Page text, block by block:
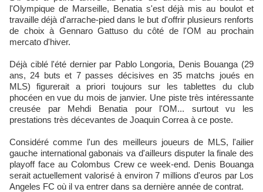
l'Olympique de Marseille, Benatia s'est déjà mis au boulot et
travaille déjà d'arrache-pied dans le but d'offrir plusieurs renforts
de choix à Gennaro Gattuso du côté de l'OM au prochain
mercato d'hiver.
Déjà ciblé l'été dernier par Pablo Longoria, Denis Bouanga (29
ans, 24 buts et 7 passes décisives en 35 matchs joués en
MLS) figurerait a priori toujours sur les tablettes du club
phocéen en vue du mois de janvier. Une piste très intéressante
creusée par Mehdi Benatia pour l'OM... surtout vu les
prestations très décevantes de Joaquin Correa à ce poste.
Considéré comme l'un des meilleurs joueurs de MLS, l'ailier
gauche international gabonais va d'ailleurs disputer la finale des
playoff face au Colombus Crew ce week-end. Denis Bouanga
serait actuellement valorisé à environ 7 millions d'euros par Los
Angeles FC où il va entrer dans sa dernière année de contrat.